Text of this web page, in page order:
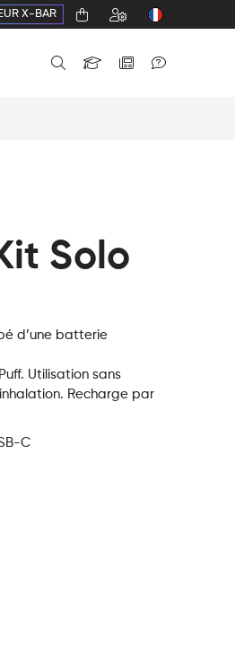
X-BAR
Solo
d’une batterie
Utilisation sans
Recharge par
C